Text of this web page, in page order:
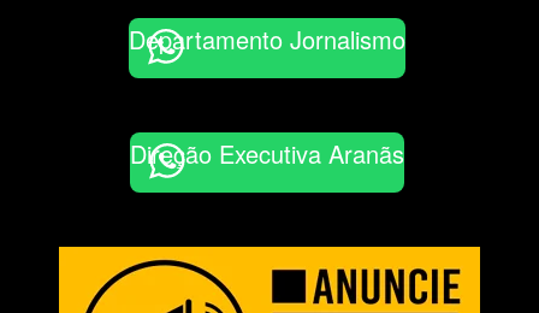
Departamento Jornalismo
Direção Executiva Aranãs